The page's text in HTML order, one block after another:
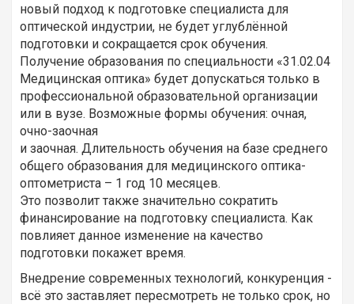
новый подход к подготовке специалиста для
оптической индустрии, не будет углублённой
подготовки и сокращается срок обучения.
Получение образования по специальности «31.02.04
Медицинская оптика» будет допускаться только в
профессиональной образовательной организации
или в вузе. Возможные формы обучения: очная,
очно-заочная
и заочная. Длительность обучения на базе среднего
общего образования для медицинского оптика-
оптометриста – 1 год 10 месяцев.
Это позволит также значительно сократить
финансирование на подготовку специалиста. Как
повлияет данное изменение на качество
подготовки покажет время.
Внедрение современных технологий, конкуренция -
всё это заставляет пересмотреть не только срок, но